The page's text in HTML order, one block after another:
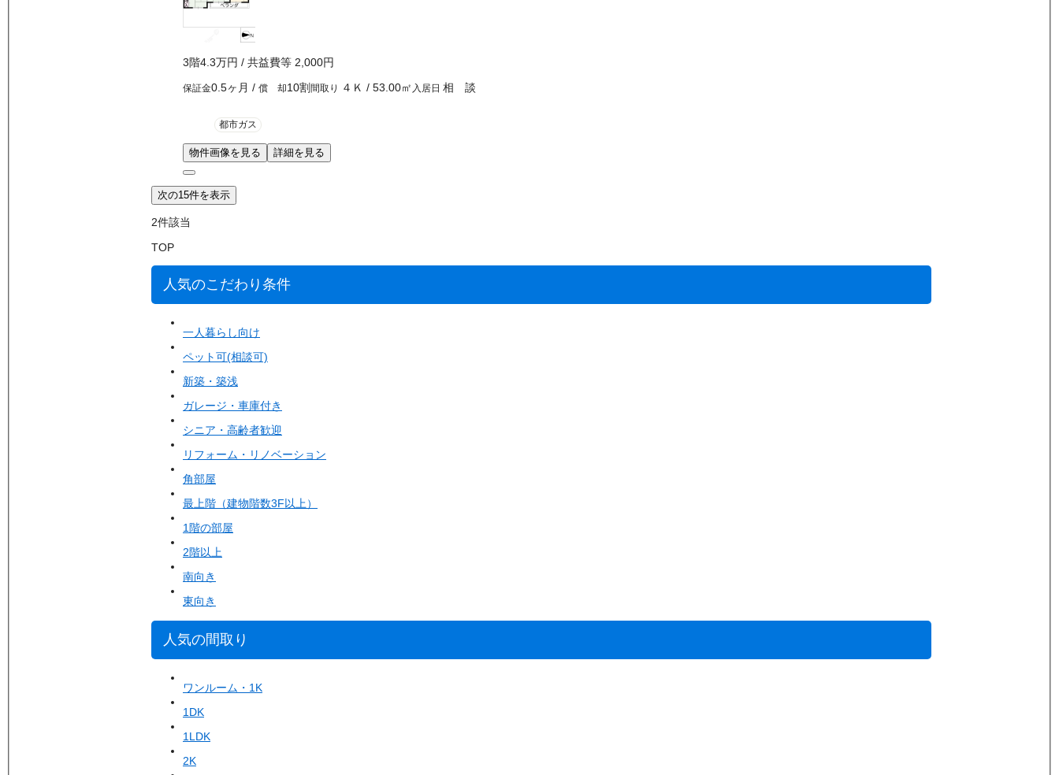
3階4.3万円 / 共益費等 2,000円
保証金0.5ヶ月 / 償 却10割 間取り ４Ｋ / 53.00㎡ 入居日 相 談
都市ガス
物件画像を見る 詳細を見る
次の15件を表示
2件該当
TOP
人気のこだわり条件
一人暮らし向け
ペット可(相談可)
新築・築浅
ガレージ・車庫付き
シニア・高齢者歓迎
リフォーム・リノベーション
角部屋
最上階（建物階数3F以上）
1階の部屋
2階以上
南向き
東向き
人気の間取り
ワンルーム・1K
1DK
1LDK
2K